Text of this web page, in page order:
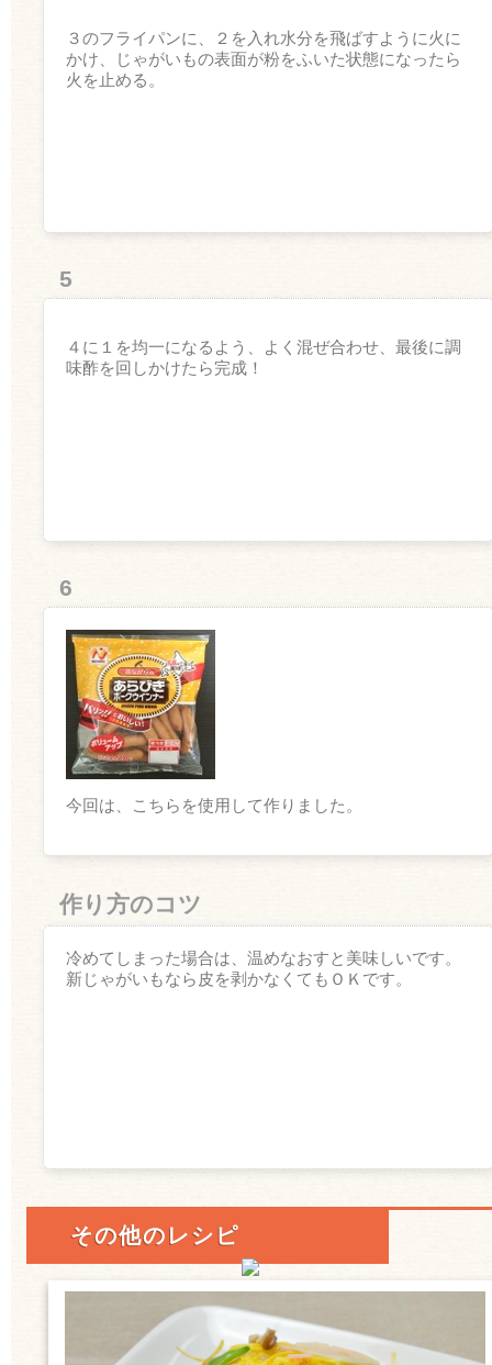
３のフライパンに、２を入れ水分を飛ばすように火に
かけ、じゃがいもの表面が粉をふいた状態になったら
火を止める。
5
４に１を均一になるよう、よく混ぜ合わせ、最後に調
味酢を回しかけたら完成！
6
今回は、こちらを使用して作りました。
作り方のコツ
冷めてしまった場合は、温めなおすと美味しいです。
新じゃがいもなら皮を剥かなくてもＯＫです。
その他のレシピ